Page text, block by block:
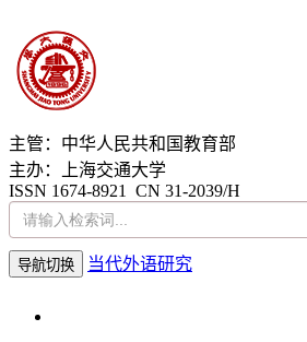
主管：中华人民共和国教育部
主办：上海交通大学
ISSN 1674-8921 CN 31-2039/H
导航切换 当代外语研究